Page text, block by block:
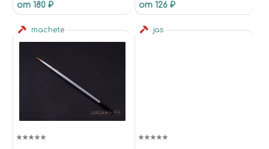
от 180 ₽ от 126 ₽
machete jas